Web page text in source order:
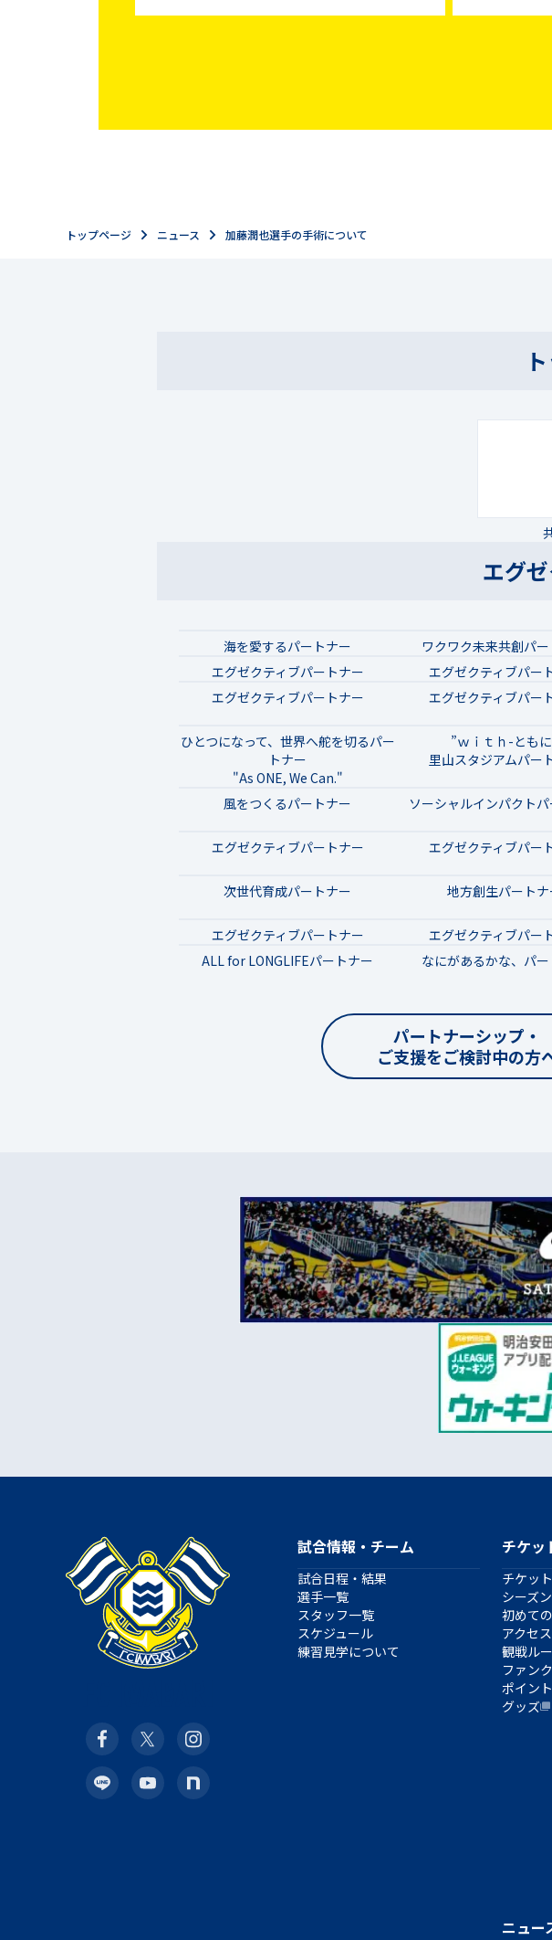
トップページ ニュース 加藤潤也選手の手術について
エグ
海を愛するパートナー ワクワク未来共創パ
エグゼクティブパートナー
エグゼクティブパー
エグゼクティブパートナー
エグゼクティブパー
ひとつになって、世界へ舵を切るパー
トナー
"As ONE, We Can."
”ｗｉｔｈ-とも
里山スタジアムパー
風をつくるパートナー ソーシャルインパクト
エグゼクティブパートナー
エグゼクティブパー
次世代育成パートナー
地方創生パートナ
エグゼクティブパートナー エグゼクティブパー
ALL for LONGLIFEパートナー
なにがあるかな、パ
パートナーシップ・
ご支援をご検討中の方
試合情報・チーム
試合日程・結果
選手一覧
スタッフ一覧
スケジュール
練習見学について
チケッ
チケット
シーズ
初めて
アクセス
観戦ル
ファン
ポイン
グッズ
ニュー